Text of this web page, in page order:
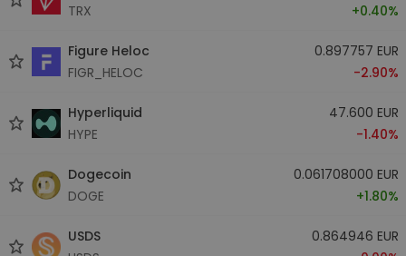
TRX
+0.40%
Figure Heloc
FIGR_HELOC
0.897757 EUR
-2.90%
Hyperliquid
HYPE
47.600 EUR
-1.40%
Dogecoin
DOGE
0.061708000 EUR
+1.80%
USDS
0.864946 EUR